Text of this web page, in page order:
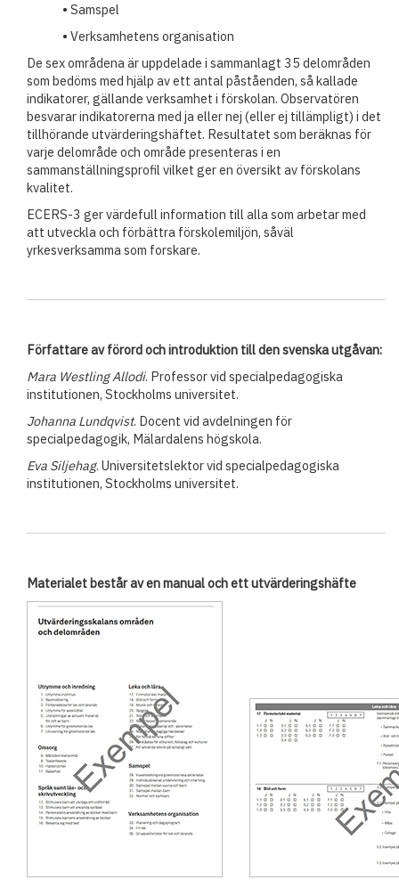
• Samspel
• Verksamhetens organisation
De sex områdena är uppdelade i sammanlagt 35 delområden
som bedöms med hjälp av ett antal påståenden, så kallade
indikatorer, gällande verksamhet i förskolan. Observatören
besvarar indikatorerna med ja eller nej (eller ej tillämpligt) i det
tillhörande utvärderingshäftet. Resultatet som beräknas för
varje delområde och område presenteras i en
sammanställningsprofil vilket ger en översikt av förskolans
kvalitet.
ECERS-3 ger värdefull information till alla som arbetar med
att utveckla och förbättra förskolemiljön, såväl
yrkesverksamma som forskare.
Författare av förord och introduktion till den svenska utgåvan:
Mara Westling Allodi. Professor vid specialpedagogiska
institutionen, Stockholms universitet.
Johanna Lundqvist. Docent vid avdelningen för
specialpedagogik, Mälardalens högskola.
Eva Siljehag. Universitetslektor vid specialpedagogiska
institutionen, Stockholms universitet.
Materialet består av en manual och ett utvärderingshäfte